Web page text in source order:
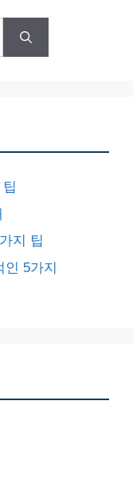
지 팁
인 5가지